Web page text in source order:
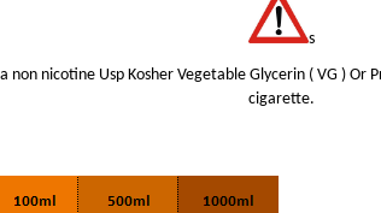
s
nicotine Usp Kosher Vegetable Glycerin ( VG ) Or
cigarette.